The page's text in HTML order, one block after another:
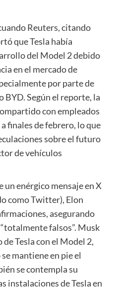
Reuters, citando
que Tesla había
del Model 2 debido
en el mercado de
por parte de
BYD. Según el reporte, la
con empleados
finales de febrero, lo que
sobre el futuro
de vehículos
un enérgico mensaje en X
como Twitter), Elon
asegurando
falsos”. Musk
Tesla con el Model 2,
mantiene en pie el
se contempla su
instalaciones de Tesla en